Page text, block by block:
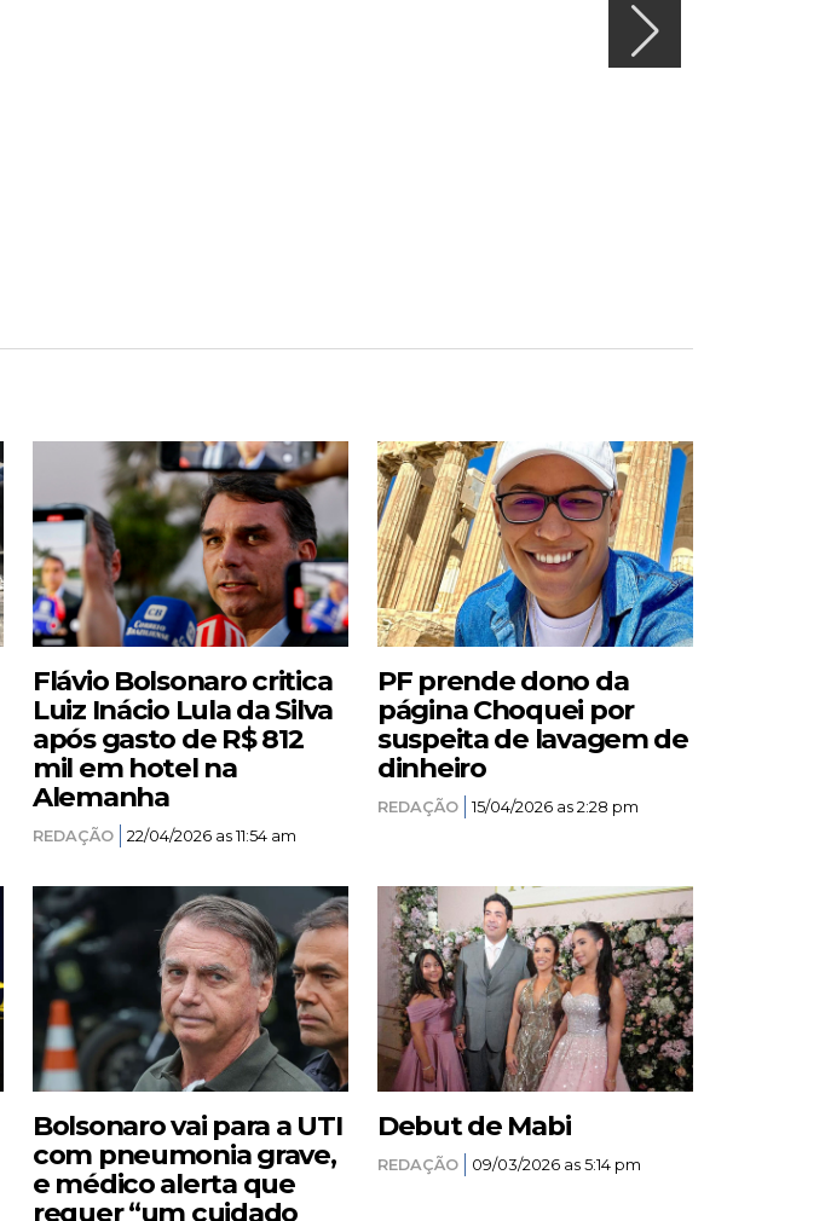
Flávio Bolsonaro critica
Luiz Inácio Lula da Silva
após gasto de R$ 812
mil em hotel na
Alemanha
REDAÇÃO 22/04/2026 as 11:54 am
PF prende dono da
página Choquei por
suspeita de lavagem de
dinheiro
REDAÇÃO 15/04/2026 as 2:28 pm
Bolsonaro vai para a UTI
com pneumonia grave,
e médico alerta que
requer “um cuidado
Debut de Mabi
REDAÇÃO 09/03/2026 as 5:14 pm